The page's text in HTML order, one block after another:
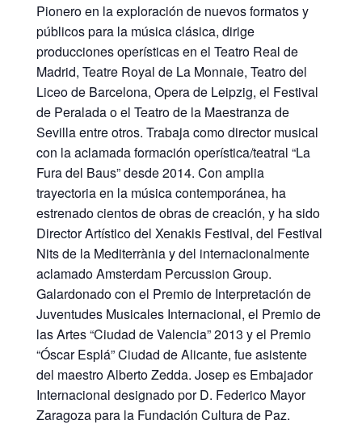
Pionero en la exploración de nuevos formatos y
públicos para la música clásica, dirige
producciones operísticas en el Teatro Real de
Madrid, Teatre Royal de La Monnaie, Teatro del
Liceo de Barcelona, Opera de Leipzig, el Festival
de Peralada o el Teatro de la Maestranza de
Sevilla entre otros. Trabaja como director musical
con la aclamada formación operística/teatral “La
Fura del Baus” desde 2014. Con amplia
trayectoria en la música contemporánea, ha
estrenado cientos de obras de creación, y ha sido
Director Artístico del Xenakis Festival, del Festival
Nits de la Mediterrània y del internacionalmente
aclamado Amsterdam Percussion Group.
Galardonado con el Premio de Interpretación de
Juventudes Musicales Internacional, el Premio de
las Artes “Ciudad de Valencia” 2013 y el Premio
“Óscar Esplá” Ciudad de Alicante, fue asistente
del maestro Alberto Zedda. Josep es Embajador
Internacional designado por D. Federico Mayor
Zaragoza para la Fundación Cultura de Paz.